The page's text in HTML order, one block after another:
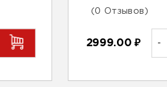
(0 Отзывов)
2999.00₽ -